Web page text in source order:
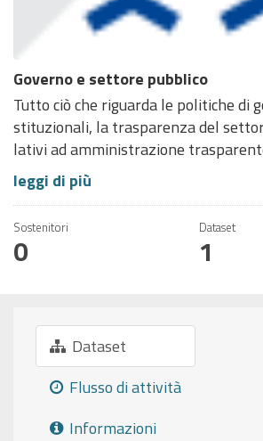
Governo e settore pubblico
Tutto ciò che riguarda le politiche di
stituzionali, la trasparenza del
lativi ad amministrazione
leggi di più
Sostenitori
0
Dataset
1
Dataset
Flusso di attività
Informazioni